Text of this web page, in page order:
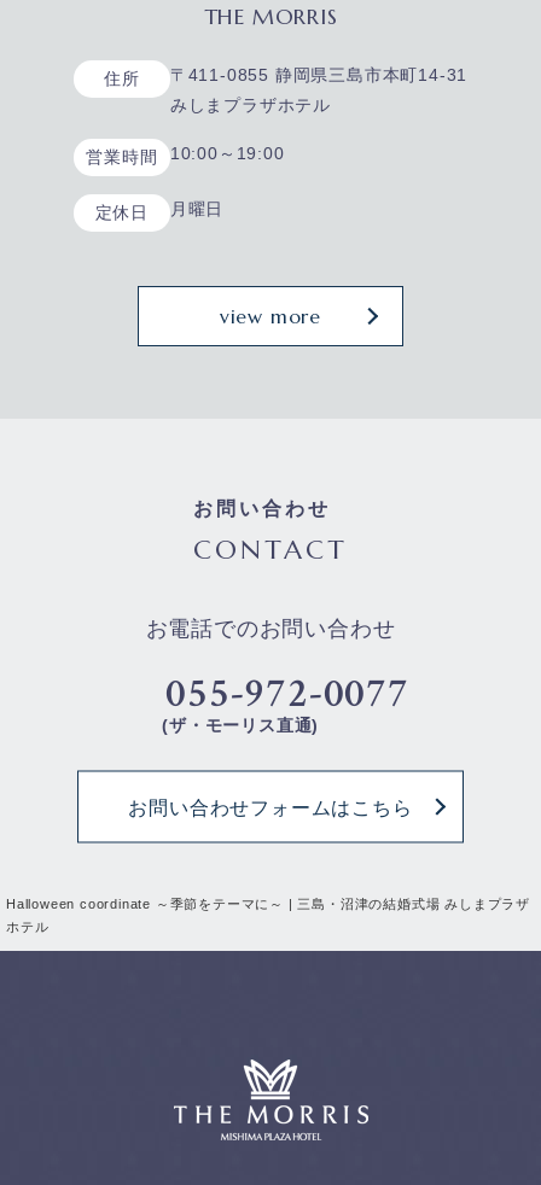
Halloween coordinate ～季節をテーマに～ | 三島・沼津の結婚式場 みしまプラザ
ホテル
THE MORRIS
住所
〒411-0855 静岡県三島市本町14-31
みしまプラザホテル
営業時間 10:00～19:00
定休日 月曜日
view more
お問い合わせ
CONTACT
お電話でのお問い合わせ
055-972-0077
(ザ・モーリス直通)
お問い合わせフォームはこちら